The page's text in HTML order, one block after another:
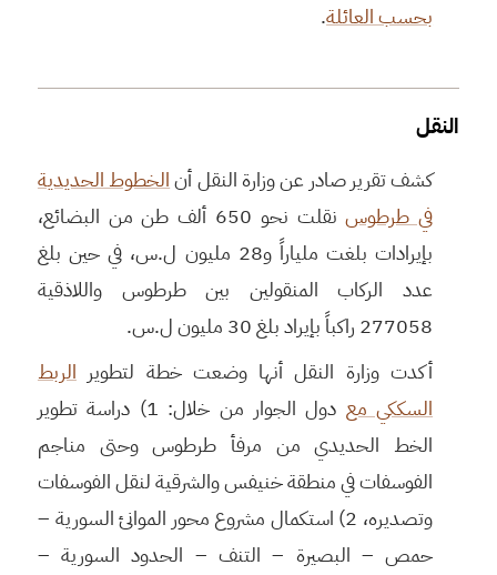
بحسب العائلة.
النقل
كشف تقرير صادر عن وزارة النقل أنالخطوط الحديدية
في طرطوس
نقلت نحو 650 ألف طن من البضائع،
بإيرادات بلغت ملياراً و28 مليون ل.س، في حين بلغ
عدد الركاب المنقولين بين طرطوس واللاذقية
277058 راكباً بإيراد بلغ 30 مليون ل.س.
أكدت وزارة النقل أنها وضعت خطة لتطويرالربط
السككي مع
دول الجوار من خلال: 1) دراسة تطوير
الخط الحديدي من مرفأ طرطوس وحتى مناجم
الفوسفات في منطقة خنيفس والشرقية لنقل الفوسفات
وتصديره، 2) استكمال مشروع محور الموانئ السورية –
حمص – البصيرة – التنف – الحدود السورية –